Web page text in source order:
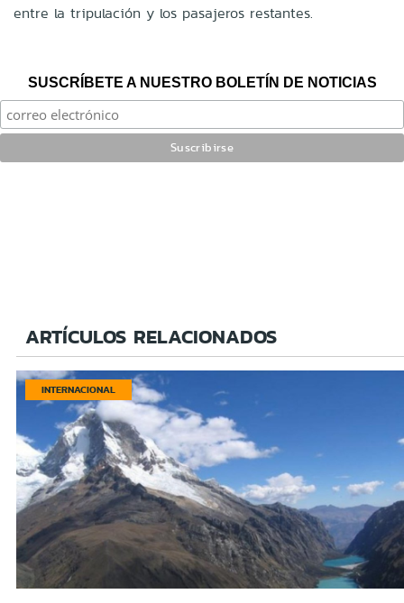
entre la tripulación y los pasajeros restantes.
SUSCRÍBETE A NUESTRO BOLETÍN DE NOTICIAS
ARTÍCULOS RELACIONADOS
INTERNACIONAL